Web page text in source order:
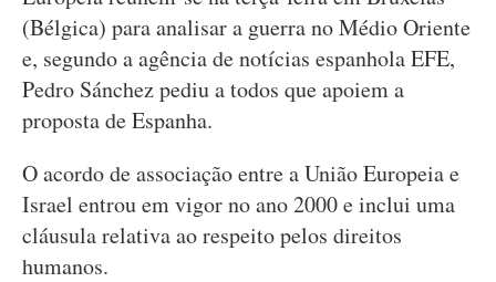
(Bélgica) para analisar a guerra no Médio Oriente
e, segundo a agência de notícias espanhola EFE,
Pedro Sánchez pediu a todos que apoiem a
proposta de Espanha.
O acordo de associação entre a União Europeia e
Israel entrou em vigor no ano 2000 e inclui uma
cláusula relativa ao respeito pelos direitos
humanos.